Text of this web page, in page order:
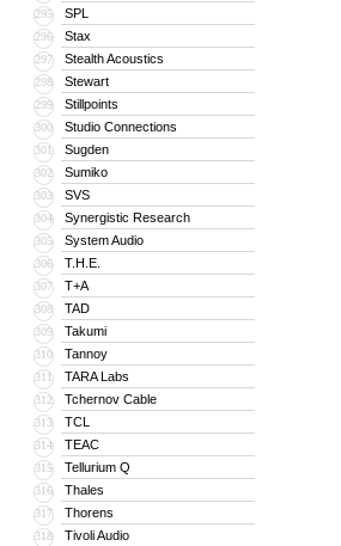
295 SPL
296 Stax
297 Stealth Acoustics
298 Stewart
299 Stillpoints
300 Studio Connections
301 Sugden
302 Sumiko
303 SVS
304 Synergistic Research
305 System Audio
306 T.H.E.
307 T+A
308 TAD
309 Takumi
310 Tannoy
311 TARA Labs
312 Tchernov Cable
313 TCL
314 TEAC
315 Tellurium Q
316 Thales
317 Thorens
318 Tivoli Audio